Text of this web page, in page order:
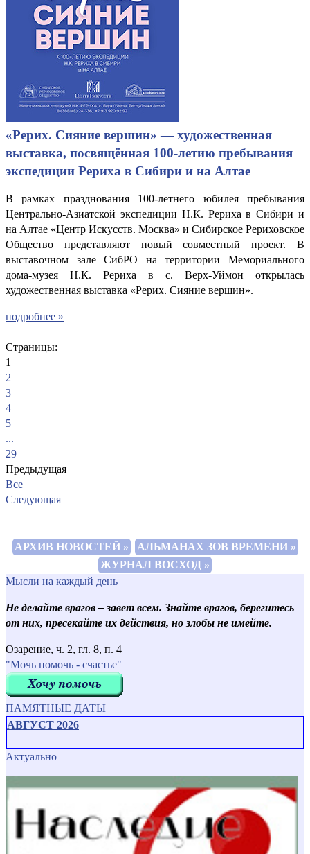
«Рерих. Сияние вершин» — художественная
выставка, посвящённая 100-летию пребывания
экспедиции Рериха в Сибири и на Алтае
В рамках празднования 100-летнего юбилея пребывания
Центрально-Азиатской экспедиции Н.К. Рериха в Сибири и
на Алтае «Центр Искусств. Москва» и Сибирское Рериховское
Общество представляют новый совместный проект. В
выставочном зале СибРО на территории Мемориального
дома-музея Н.К. Рериха в с. Верх-Уймон открылась
художественная выставка «Рерих. Сияние вершин».
подробнее »
Страницы:
1
2
3
4
5
...
29
Предыдущая
Все
Следующая
АРХИВ НОВОСТЕЙ »
АЛЬМАНАХ ЗОВ ВРЕМЕНИ »
ЖУРНАЛ ВОСХОД »
Мысли на каждый день
Не делайте врагов– завет всем. Знайте врагов, берегитесь
от них, пресекайте их действия, но злобы не имейте.
Озарение, ч. 2, гл. 8, п. 4
"Мочь помочь - счастье"
ПАМЯТНЫЕ ДАТЫ
АВГУСТ 2026
Актуально